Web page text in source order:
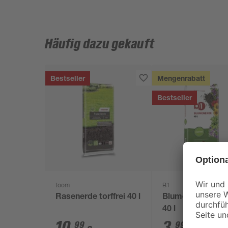
Häufig dazu gekauft
Bestseller
toom
Rasenerde torffrei 40 l
99
Mengenrabatt
Bestseller
B1
Blumenerde
40 l
99